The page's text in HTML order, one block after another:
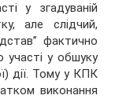
у згадуваній
але слідчий,
фактично
у обшуку
дії. Тому у КПК
виконання